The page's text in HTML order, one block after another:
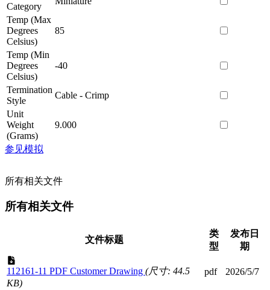
Category
Temp (Max
Degrees
Celsius)
85
Temp (Min
Degrees
Celsius)
-40
Termination
Style
Cable - Crimp
Unit
Weight
(Grams)
9.000
参见模拟
所有相关文件
所有相关文件
文件标题
类
型
发布日
期
112161-11 PDF Customer Drawing (尺寸: 44.5
KB)
pdf 2026/5/7